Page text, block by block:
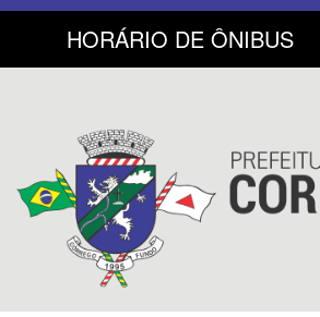
HORÁRIO DE ÔNIBUS